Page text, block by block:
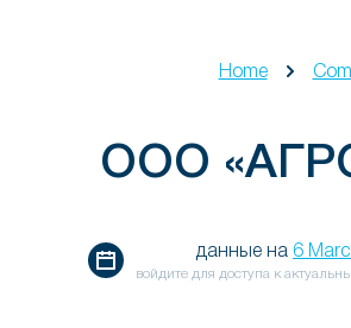
Home
ООО
данные на 6
войдите для доступа к